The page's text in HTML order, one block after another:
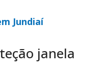
Jundiaí
janela